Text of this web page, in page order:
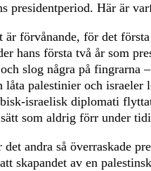
presidentperiod. Här är
är förvånande, för det
hans första två år som
slog några på fingrarna
låta palestinier och israeler
israelisk diplomati
som aldrig förr under
det andra så överraskade
skapandet av en